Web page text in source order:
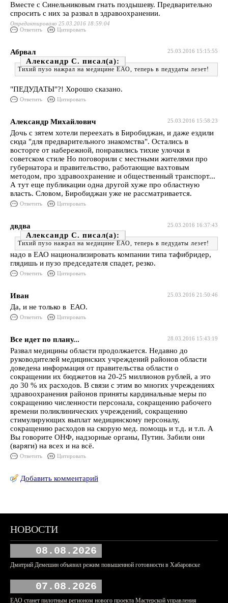
Вместе с Синельниковым гнать поздышеву. Предварительно
спросить с них за развал в здравоохранении.
Отредактировано 25.03.2016 18:59:04
Ответить
Цитировать
25.03.2016 15:15:55
Абрвал
Александр С.
Тихий пузо нажрал на медицине ЕАО, теперь в педудаты лезет!
"ПЕДУДАТЫ"?! Хорошо сказано.
Ответить Цитировать
25.03.2016 15:58:23
Александр Михайлович
Дочь с зятем хотели переехать в Биробиджан, и даже ездили
сюда "для предварительного знакомства". Остались в
восторге от набережной, понравились тихие улочки в
советском стиле Но поговорили с местными жителями про
губернатора и правительство, работающие вахтовым
методом, про здравоохранение и общественный транспорт...
А тут еще публикации одна другой хуже про областную
власть. Словом, Биробиджан уже не рассматривается.
Ответить Цитировать
25.03.2016 16:37:43
двдва
Александр С.
Тихий пузо нажрал на медицине ЕАО, теперь в педудаты лезет!
надо в ЕАО национализировать компании типа тафибридер,
глядишь и пузо председателя спадет, резко.
Ответить Цитировать
25.03.2016 21:50:46
Иван
Да, и не только в ЕАО.
Ответить Цитировать
28.03.2016 15:43:19
Все идет по плану...
Развал медицины области продолжается. Недавно до
руководителей медицинских учреждений районов области
доведена информация от правительства области о
сокращении их бюджетов на 20-25 миллионов рублей, а это
до 30 % их расходов. В связи с этим во многих учреждениях
здравоохранения районов приняты кардинальные меры по
сокращению численности персонала, сокращению рабочего
времени поликлинических учреждений, сокращению
стимулирующих выплат медицинскому персоналу,
сокращению расходов на скорую мед. помощь и т.д. и т.п. А
Вы говорите ОНФ, надзорные органы, Путин. Забили они
(варяги) на всех и на всё.
Ответить Цитировать
Добавить комментарий
НОВОСТИ
08.08.2026
Дмитрий Демешин объявил режим повышенной готовности в Хабаровске
07.08.2026
ЕАО станет пилотным регионом нового проекта Мастерской управления